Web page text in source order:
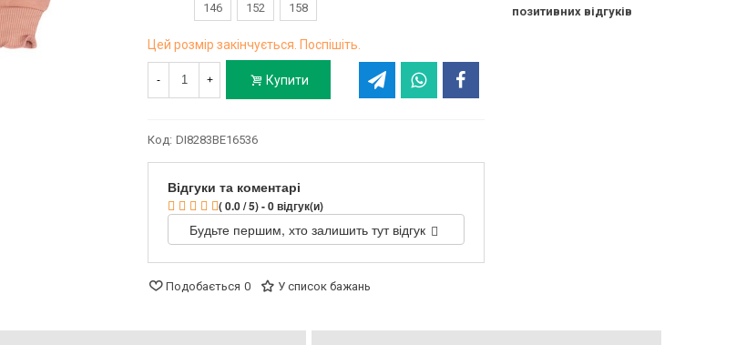
146 152 158
Цей розмір закінчується. Поспішіть.
- + Купити
Код: DI8283BE16536
Відгуки та коментарі
( 0.0 / 5) - 0 відгук(и)
Будьте першим, хто залишить тут відгук
Подобається 0 У список бажань
позитивних відгуків